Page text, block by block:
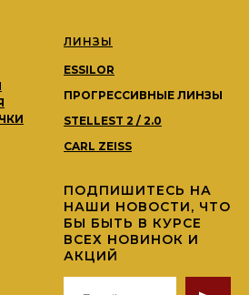
ЛИНЗЫ
ESSILOR
ПРОГРЕССИВНЫЕ ЛИНЗЫ
STELLEST 2 / 2.0
CARL ZEISS
ПОДПИШИТЕСЬ НА
НАШИ НОВОСТИ, ЧТО
БЫ БЫТЬ В КУРСЕ
ВСЕХ НОВИНОК И
АКЦИЙ